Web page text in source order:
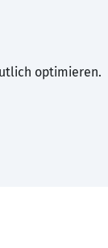
optimieren.